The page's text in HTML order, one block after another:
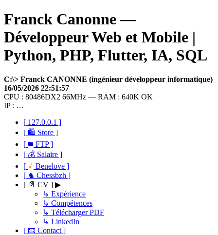
Franck Canonne —
Développeur Web et Mobile |
Python, PHP, Flutter, IA, SQL
C:\> Franck CANONNE (ingénieur développeur informatique)
16/05/2026 22:51:57
CPU : 80486DX2 66MHz — RAM : 640K OK
IP : …
[ 127.0.0.1 ]
[ 🛍 Store ]
[
FTP ]
[ 💰 Salaire ]
[
Benelove ]
[ ♞ Chessbzh ]
[ 📄 CV ] ▶
↳ Expérience
↳ Compétences
↳ Télécharger PDF
↳ LinkedIn
[ 📧 Contact ]